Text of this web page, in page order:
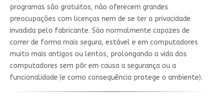
programas são gratuitos, não oferecem grandes
preocupações com licenças nem de se ter a privacidade
invadida pelo fabricante. São normalmente capazes de
correr de forma mais segura, estável e em computadores
muito mais antigos ou lentos, prolongando a vida dos
computadores sem pôr em causa a segurança ou a
funcionalidade (e como consequência protege o ambiente).